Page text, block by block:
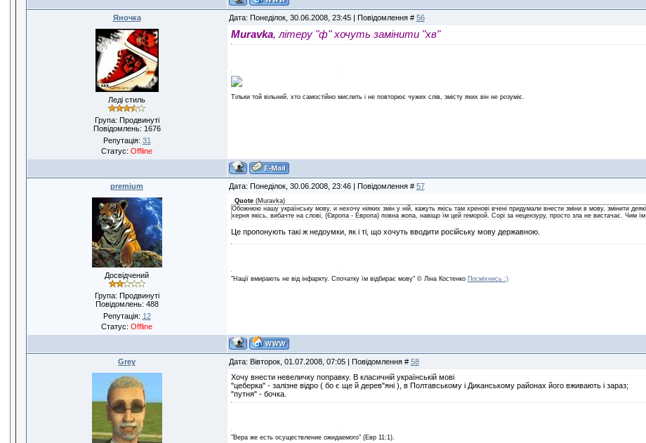
Яночка Дата: Понеділок, 30.06.2008, 23:45 | Повідомлення # 56
Леді стиль
Група: Продвинуті
Повідомлень: 1676
Репутація: 31
Статус: Offline
Muravka, літеру "ф" хочуть замінити "хв"
Тільки той вільний, хто самостійно мислить і не повторює чужих слів, змісту яких він не розуміє.
premium Дата: Понеділок, 30.06.2008, 23:46 | Повідомлення # 57
Досвідчений
Група: Продвинуті
Повідомлень: 488
Репутація: 12
Статус: Offline
Quote(Muravka)
Обожнюю нашу українську мову, и нехочу ніяких змін у ній, кажуть якісь там хренові вчені придумали внести зміни в мову, змінити
херня якісь, вибачте на слові, (Європа - Европа) повна жопа, навіщо їм цей геморой. Сорі за нецензуру, просто зла не вистачає. Чим
Це пропонують такі ж недоумки, як і ті, що хочуть вводити російську мову державною.
"Нації вмирають не від інфаркту. Спочатку їм відбирає мову" © Ліна Костенко Посміхнись :)
Grey Дата: Вівторок, 01.07.2008, 07:05 | Повідомлення # 58
Хочу внести невеличку поправку. В класичній українській мові
"цеберка" - залізне відро ( бо є ще й дерев"яні ), в Полтавському і Диканському районах його вживають і зараз;
"путня" - бочка.
"Вера же есть осуществление ожидаемого" (Евр 11:1).